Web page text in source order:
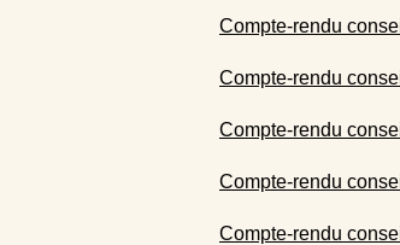
Compte-rendu
Compte-rendu
Compte-rendu
Compte-rendu
Compte-rendu